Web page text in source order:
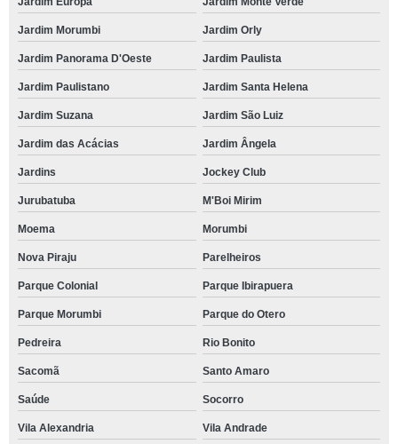
Jardim Morumbi Jardim Orly
Jardim Panorama D'Oeste Jardim Paulista
Jardim Paulistano Jardim Santa Helena
Jardim Suzana Jardim São Luiz
Jardim das Acácias Jardim Ângela
Jardins Jockey Club
Jurubatuba M'Boi Mirim
Moema Morumbi
Nova Piraju Parelheiros
Parque Colonial Parque Ibirapuera
Parque Morumbi Parque do Otero
Pedreira Rio Bonito
Sacomã Santo Amaro
Saúde Socorro
Vila Alexandria Vila Andrade